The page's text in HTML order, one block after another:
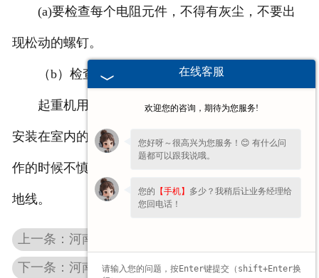
(a)要检查每个电阻元件，不得有灰尘，不要出
现松动的螺钉。
（b）检查电阻元件，不得出现短接现象。
起重机用的电阻器的制成都是敞开式，一般都是
安装在室内的，不多要加遮拦，以防让工作人员在工
作的时候不慎重点，为了保障安全，还需要安装有接
地线。
上一条：河南变频制动电阻柜
下一条：河南铁络铝电阻器
在线客服
欢迎您的咨询，期待为您服务!
您好呀～很高兴为您服务！😊 有什么问
题都可以跟我说哦。
您的 【手机】 多少？我稍后让业务经理给
您回电话！